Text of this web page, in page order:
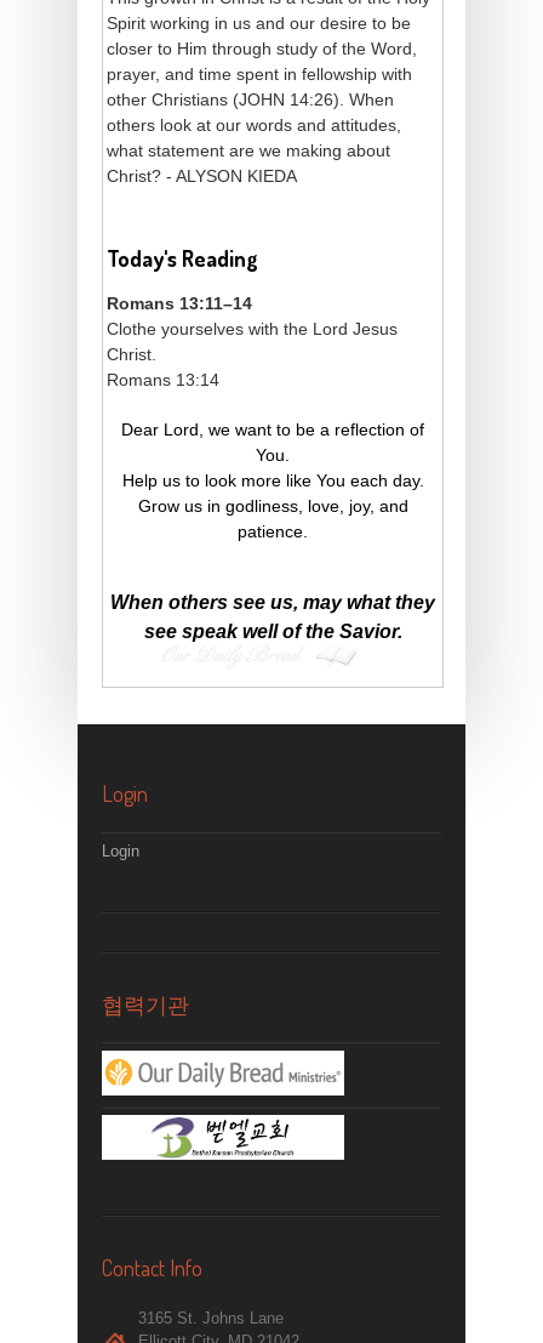
Spirit working in us and our desire to be
closer to Him through study of the Word,
prayer, and time spent in fellowship with
other Christians (JOHN 14:26). When
others look at our words and attitudes,
what statement are we making about
Christ? - ALYSON KIEDA
Today's Reading
Romans 13:11–14
Clothe yourselves with the Lord Jesus
Christ.
Romans 13:14
Dear Lord, we want to be a reflection of
You.
Help us to look more like You each day.
Grow us in godliness, love, joy, and
patience.
When others see us, may what they
see speak well of the Savior.
Login
Login
협력기관
Contact Info
3165 St. Johns Lane